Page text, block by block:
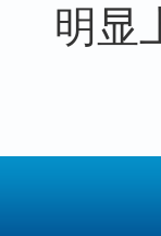
明显